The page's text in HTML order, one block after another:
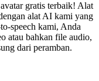
gratis terbaik! Alat
alat AI kami yang
speech kami, Anda
atau bahkan file audio,
dari peramban.